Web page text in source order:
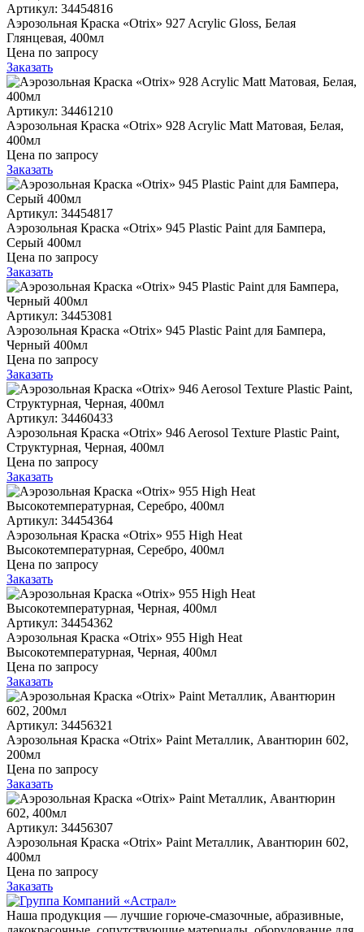
Артикул: 34454816
Аэрозольная Краска «Otrix» 927 Acrylic Gloss, Белая
Глянцевая, 400мл
Цена по запросу
Заказать
Артикул: 34461210
Аэрозольная Краска «Otrix» 928 Acrylic Matt Матовая, Белая,
400мл
Цена по запросу
Заказать
Артикул: 34454817
Аэрозольная Краска «Otrix» 945 Plastic Paint для Бампера,
Серый 400мл
Цена по запросу
Заказать
Артикул: 34453081
Аэрозольная Краска «Otrix» 945 Plastic Paint для Бампера,
Черный 400мл
Цена по запросу
Заказать
Артикул: 34460433
Аэрозольная Краска «Otrix» 946 Aerosol Texture Plastic Paint,
Структурная, Черная, 400мл
Цена по запросу
Заказать
Артикул: 34454364
Аэрозольная Краска «Otrix» 955 High Heat
Высокотемпературная, Серебро, 400мл
Цена по запросу
Заказать
Артикул: 34454362
Аэрозольная Краска «Otrix» 955 High Heat
Высокотемпературная, Черная, 400мл
Цена по запросу
Заказать
Артикул: 34456321
Аэрозольная Краска «Otrix» Paint Металлик, Авантюрин 602,
200мл
Цена по запросу
Заказать
Артикул: 34456307
Аэрозольная Краска «Otrix» Paint Металлик, Авантюрин 602,
400мл
Цена по запросу
Заказать
Наша продукция — лучшие горюче-смазочные, абразивные,